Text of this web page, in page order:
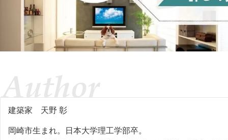
建築家 天野 彰
岡崎市生まれ。日本大学理工学部卒。